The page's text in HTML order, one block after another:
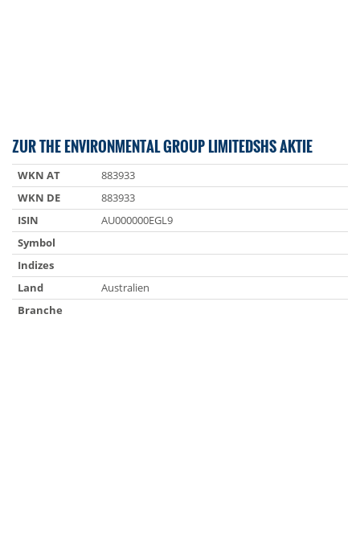
ZUR THE ENVIRONMENTAL GROUP LIMITEDSHS AKTIE
WKN AT
883933
WKN DE
883933
ISIN
AU000000EGL9
Symbol
Indizes
Land
Australien
Branche